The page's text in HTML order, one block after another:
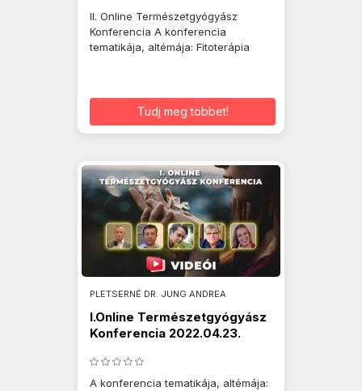
II. Online Természetgyógyász
Konferencia A konferencia
tematikája, altémája: Fitoterápia
Tudj meg többet!
PLETSERNÉ DR. JUNG ANDREA
I.Online Természetgyógyász
Konferencia 2022.04.23.
A konferencia tematikája, altémája: